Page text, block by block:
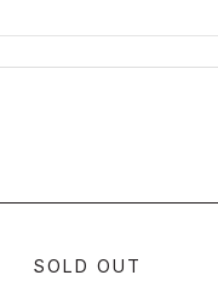
SOLD OUT